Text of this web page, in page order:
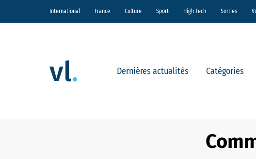
International France Culture Sport High Tech Sorties
Dernières actualités Catégories